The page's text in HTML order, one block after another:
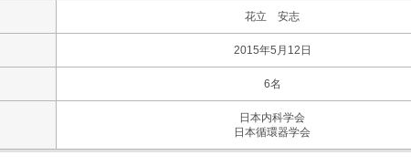
花立 安志
2015年5月12日
6名
日本内科学会
日本循環器学会